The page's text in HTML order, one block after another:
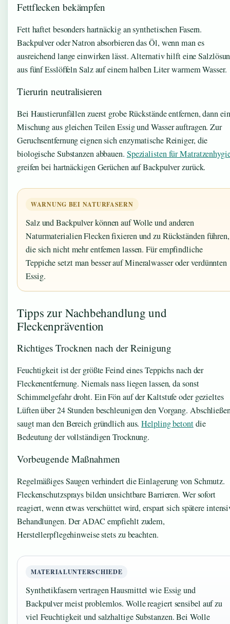
Fettflecken bekämpfen
Fett haftet besonders hartnäckig an synthetischen Fasern.
Backpulver oder Natron absorbieren das Öl, wenn man es
ausreichend lange einwirken lässt. Alternativ hilft eine
aus fünf Esslöffeln Salz auf einem halben Liter warmem Wasser.
Tierurin neutralisieren
Bei Haustierunfällen zuerst grobe Rückstände entfernen, dann
Mischung aus gleichen Teilen Essig und Wasser auftragen. Zur
Geruchsentfernung eignen sich enzymatische Reiniger, die
biologische Substanzen abbauen. Spezialisten für
greifen bei hartnäckigen Gerüchen auf Backpulver zurück.
WARNUNG BEI NATURFASERN
Salz und Backpulver können auf Wolle und anderen
Naturmaterialien Flecken fixieren und zu Rückständen führen,
die sich nicht mehr entfernen lassen. Für empfindliche
Teppiche setzt man besser auf Mineralwasser oder verdünnten
Essig.
Tipps zur Nachbehandlung und
Fleckenprävention
Richtiges Trocknen nach der Reinigung
Feuchtigkeit ist der größte Feind eines Teppichs nach der
Fleckenentfernung. Niemals nass liegen lassen, da sonst
Schimmelgefahr droht. Ein Fön auf der Kaltstufe oder gezieltes
Lüften über 24 Stunden beschleunigen den Vorgang.
saugt man den Bereich gründlich aus.Helpling betontdie
Bedeutung der vollständigen Trocknung.
Vorbeugende Maßnahmen
Regelmäßiges Saugen verhindert die Einlagerung von Schmutz.
Fleckenschutzsprays bilden unsichtbare Barrieren. Wer sofort
reagiert, wenn etwas verschüttet wird, erspart sich spätere
Behandlungen. Der ADAC empfiehlt zudem,
Herstellerpflegehinweise stets zu beachten.
MATERIALUNTERSCHIEDE
Synthetikfasern vertragen Hausmittel wie Essig und
Backpulver meist problemlos. Wolle reagiert sensibel auf zu
viel Feuchtigkeit und salzhaltige Substanzen. Bei Wolle